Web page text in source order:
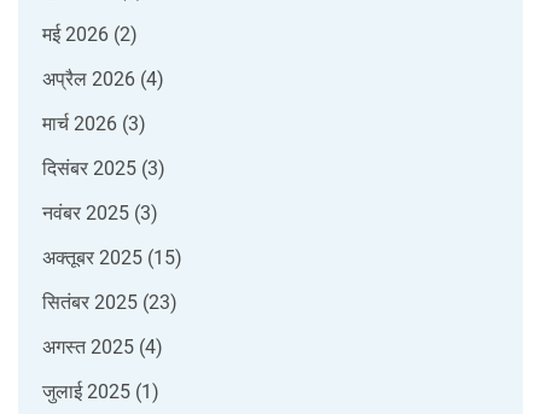
मई 2026 (2)
अप्रैल 2026 (4)
मार्च 2026 (3)
दिसंबर 2025 (3)
नवंबर 2025 (3)
अक्तूबर 2025 (15)
सितंबर 2025 (23)
अगस्त 2025 (4)
जुलाई 2025 (1)